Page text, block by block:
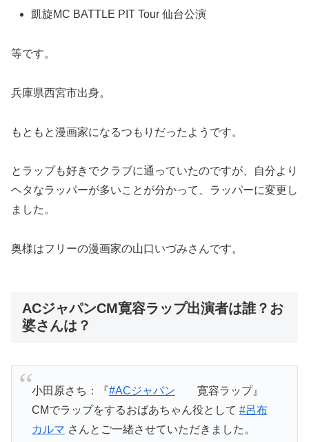
凱旋MC BATTLE PIT Tour 仙台公演
等です。
兵庫県西宮市出身。
もともと漫画家になるつもりだったようです。
とラップも好きでクラブに通っていたのですが、自分より
ヘタなラッパーが多いことが分かって、ラッパーに変更し
ました。
奥様はフリーの漫画家の山口いづみさんです。
ACジャパンCM寛容ラップ出演者は誰？お
婆さんは？
小田原さち：『#ACジャパン 寛容ラップ』
CMでラップをするおばあちゃん役として #呂布
カルマ さんとご一緒させていただきました。